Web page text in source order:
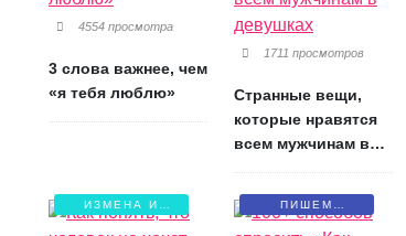
4554 просмотра
3 слова важнее, чем
«я тебя люблю»
1711 просмотров
Странные вещи,
которые нравятся
всем мужчинам в
ИЗМЕНА И
БОЛЬ
ПИШЕМ
ПИСЬМА